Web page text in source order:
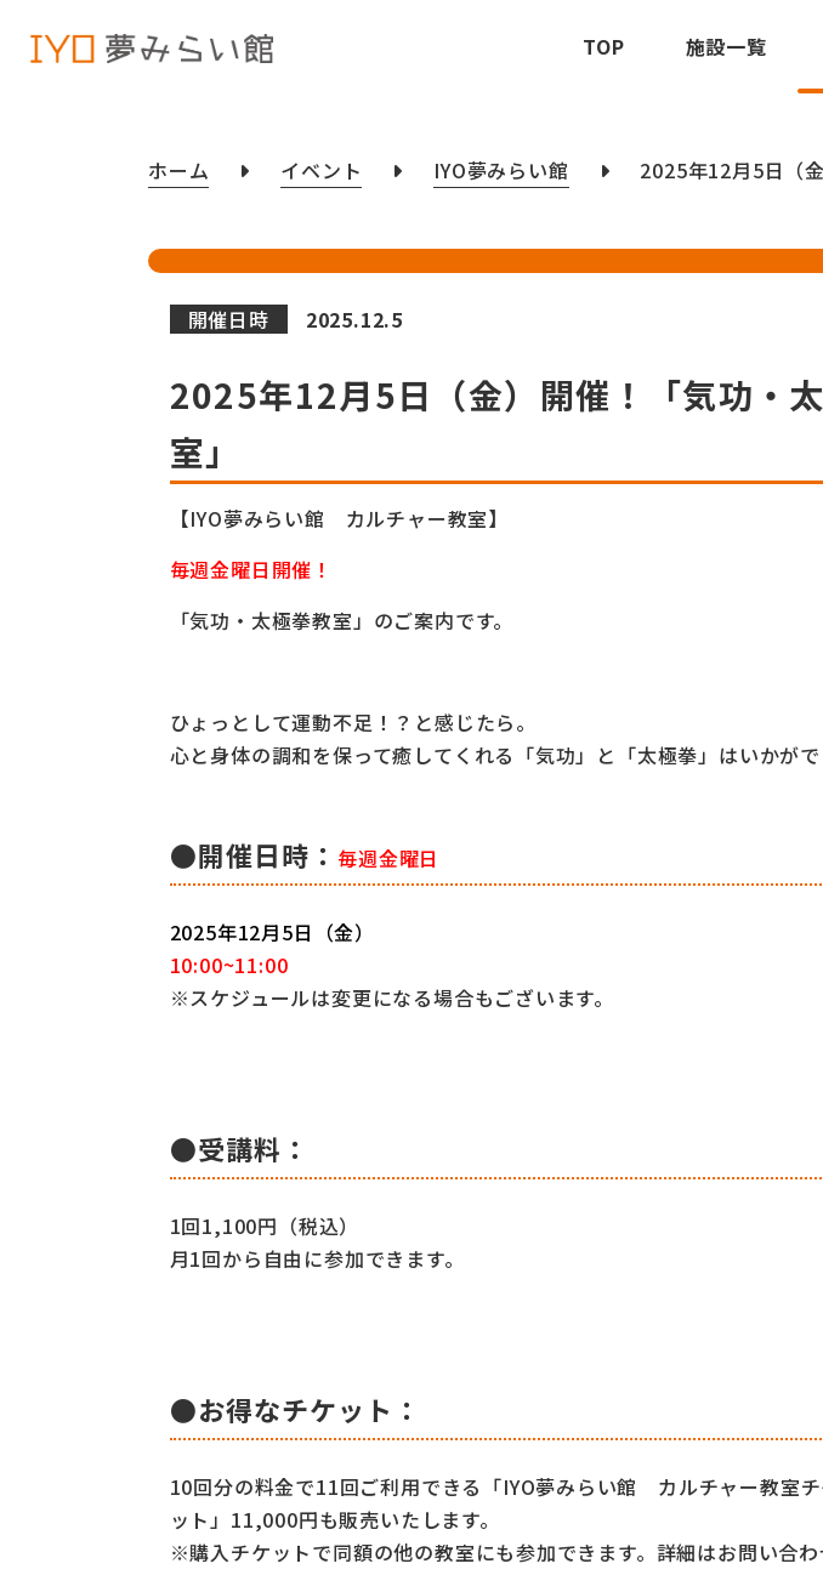
TOP 施設一覧
ホーム イベント IYO夢みらい館 2025年12月5日（
開催日時 2025.12.5
2025年12月5日（金）開催！「気功・
室」
【IYO夢みらい館 カルチャー教室】
毎週金曜日開催！
「気功・太極拳教室」のご案内です。
ひょっとして運動不足！？と感じたら。
心と身体の調和を保って癒してくれる「気功」と「太極拳」はいかがで
●開催日時： 毎週金曜日
2025年12月5日（金）
10:00~11:00
※スケジュールは変更になる場合もございます。
●受講料：
1回1,100円（税込）
月1回から自由に参加できます。
●お得なチケット：
10回分の料金で11回ご利用できる「IYO夢みらい館 カルチャー教室
ット」11,000円も販売いたします。
※購入チケットで同額の他の教室にも参加できます。詳細はお問い合わ